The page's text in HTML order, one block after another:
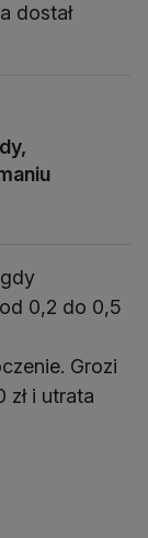
dostał
0,2 do 0,5
Grozi
i utrata